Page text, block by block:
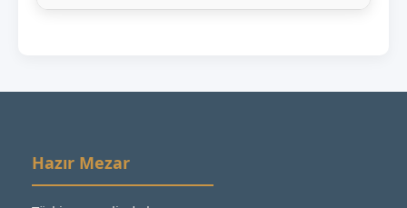
Hazır Mezar